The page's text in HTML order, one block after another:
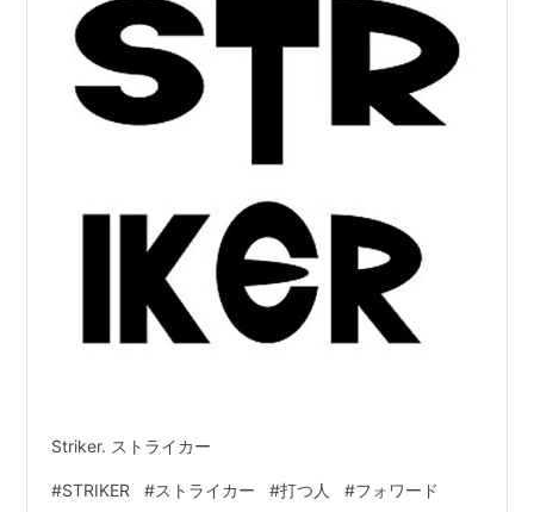
Striker. ストライカー
#STRIKER #ストライカー #打つ人 #フォワード